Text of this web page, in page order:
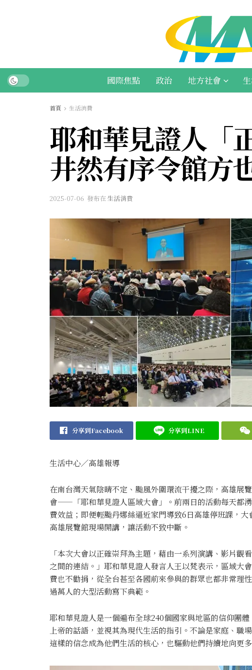
國際焦點 政治 地方社會
首頁 生活消費
耶和華見證人「
井然有序令館方
2025-07-06 發布在生活消費
分享到Facebook 分享到LINE
生活中心／高雄報導
在南台灣天氣陰晴不定、颱風外圍環流干擾之際，高雄展
會——「耶和華見證人區域大會」。前兩日的活動每天都
費效益；即便輕颱丹娜絲逼近家門導致6日高雄停班課，
高雄展覽館現場開講，讓活動不致中斷。
「本次大會以正確崇拜為主題，藉由一系列演講、影片
之間的連結。」耶和華見證人發言人王以梵表示，區域大
費也不勸捐，從全台甚至各國前來參與的群眾也都非常理
過萬人的大型活動寫下典範。
耶和華見證人是一個遍布全球240個國家與地區的信仰團
上帝的話語，並視其為現代生活的指引。不論是家庭、職
這樣的信念成為他們生活的核心，也驅動他們持續地向更